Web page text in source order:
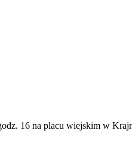
16 na placu wiejskim w